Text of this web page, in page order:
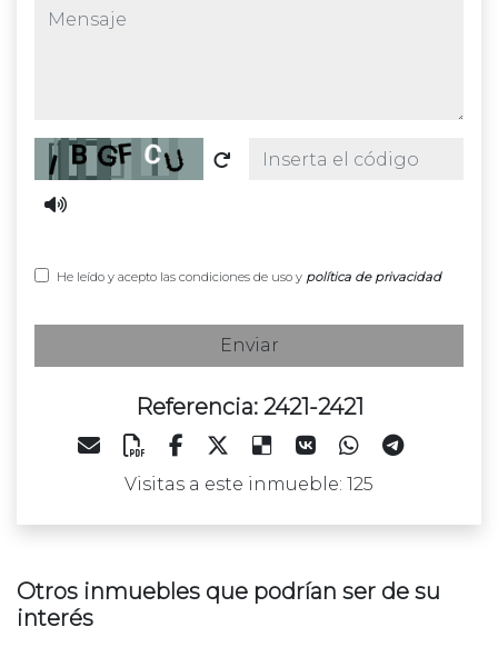
mensaje
Captcha
He leído y acepto las condiciones de uso y política de privacidad
Enviar
Referencia: 2421-2421
Visitas a este inmueble: 125
Otros inmuebles que podrían ser de su
interés